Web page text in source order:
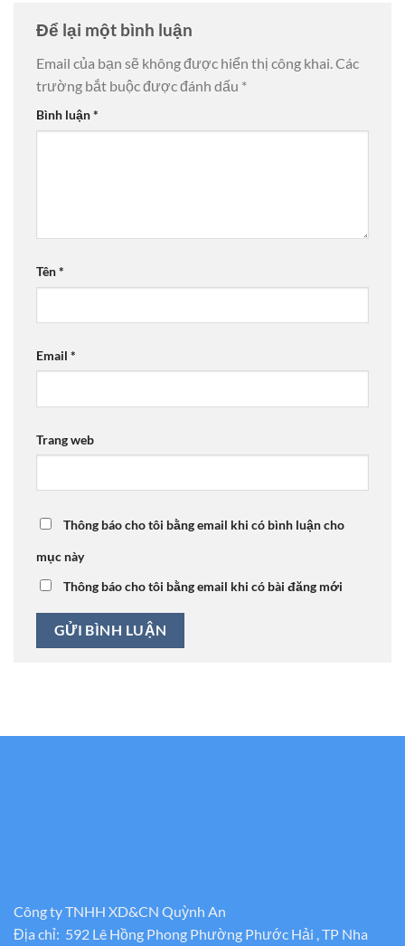
Để lại một bình luận
Email của bạn sẽ không được hiển thị công khai.Các
trường bắt buộc được đánh dấu *
Bình luận*
Tên*
Email *
Trang web
Thông báo cho tôi bằng email khi có bình luận cho
mục này
Thông báo cho tôi bằng email khi có bài đăng mới
Công ty TNHH XD&CN Quỳnh An
Địa chỉ: 592 Lê Hồng Phong Phường Phước Hải , TP Nha